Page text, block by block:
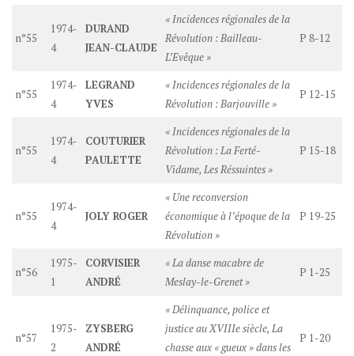
n°55
1974-
4
DURAND
JEAN-CLAUDE
« Incidences régionales de la
Révolution : Bailleau-
L’Evêque »
P 8-12
n°55
1974-
4
LEGRAND
YVES
« Incidences régionales de la
Révolution : Barjouville »
P 12-15
n°55
1974-
4
COUTURIER
PAULETTE
« Incidences régionales de la
Révolution : La Ferté-
Vidame, Les Réssuintes »
P 15-18
n°55
1974-
4
JOLY ROGER
« Une reconversion
économique à l’époque de la
Révolution »
P 19-25
n°56
1975-
1
CORVISIER
ANDRÉ
« La danse macabre de
Meslay-le-Grenet »
P 1-25
n°57
1975-
2
ZYSBERG
ANDRÉ
« Délinquance, police et
justice au XVIIIe siècle, La
chasse aux « gueux » dans les
P 1-20